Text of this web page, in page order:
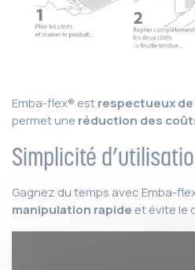
Emba-flex® estrespectueux
permet une réduction des
Simplicité
Gagnez du temps avec Emba-
manipulation rapide et évite le